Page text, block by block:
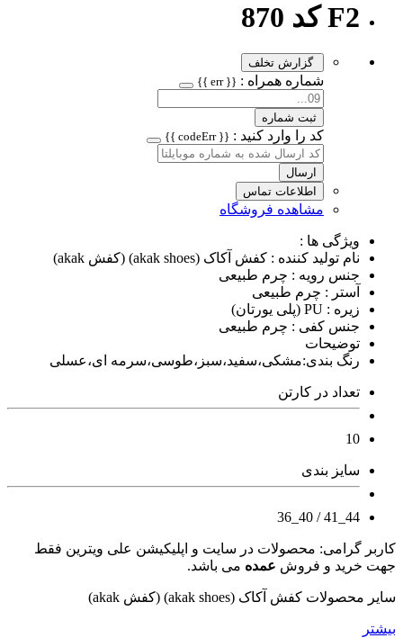
F2 کد 870
گزارش تخلف
شماره همراه : {{ err }}
ثبت شماره
کد را وارد کنید : {{ codeErr }}
ارسال
اطلاعات تماس
مشاهده فروشگاه
ویژگی ها :
نام تولید کننده : کفش آکاک (akak shoes) (کفش akak)
جنس رویه : چرم طبیعی
آستر : چرم طبیعی
زیره : PU (پلی یورتان)
جنس کفی : چرم طبیعی
توضیحات
رنگ بندی:مشکی،سفید،سبز،طوسی،سرمه ای،عسلی
تعداد در کارتن
10
سایز بندی
44_41 / 40_36
کاربر گرامی: محصولات در سایت و اپلیکیشن علی ویترین فقط
جهت خرید و فروش عمده می باشد.
سایر محصولات کفش آکاک (akak shoes) (کفش akak)
بیشتر